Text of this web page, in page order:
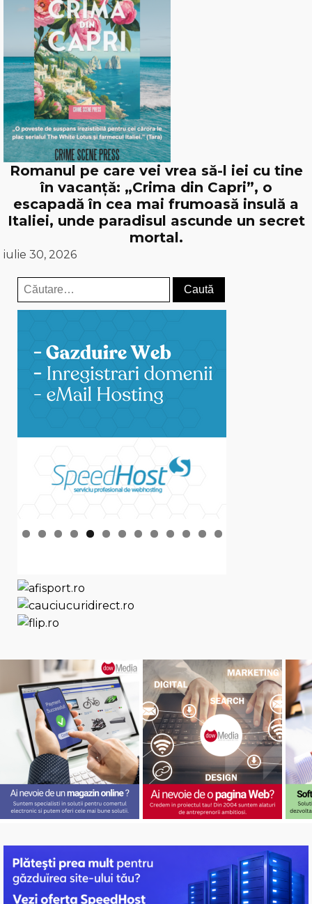
Romanul pe care vei vrea să-l iei cu tine
în vacanță: „Crima din Capri”, o
escapadă în cea mai frumoasă insulă a
Italiei, unde paradisul ascunde un secret
mortal.
iulie 30, 2026
Caută
după: